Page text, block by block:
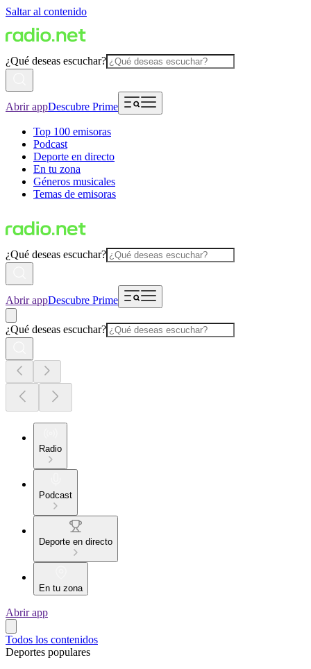
Saltar al contenido
¿Qué deseas escuchar?
Abrir appDescubre Prime
Top 100 emisoras
Podcast
Deporte en directo
En tu zona
Géneros musicales
Temas de emisoras
¿Qué deseas escuchar?
Abrir appDescubre Prime
¿Qué deseas escuchar?
Radio
Podcast
Deporte en directo
En tu zona
Abrir app
Todos los contenidos
Deportes populares